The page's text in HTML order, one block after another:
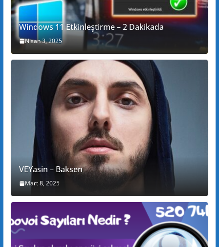
Windows 11 Etkinleştirme – 2 Dakikada
Nisan 3, 2025
VEYasin – Baksen
Mart 8, 2025